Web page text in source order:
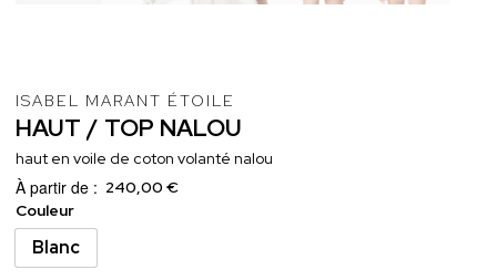
ISABEL MARANT ÉTOILE
HAUT / TOP NALOU
haut en voile de coton volanté nalou
À partir de : 240,00 €
Couleur
Blanc